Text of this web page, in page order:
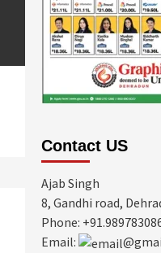
Contact US
Ajab Singh
8, Gandhi road,
Phone:
Email: